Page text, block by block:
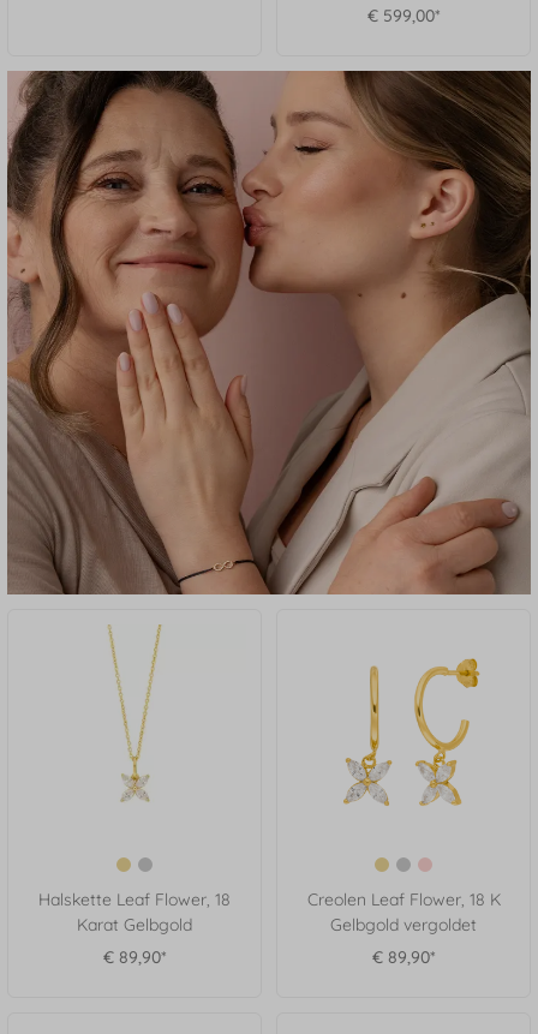
€ 599,00*
Halskette Leaf Flower, 18
Karat Gelbgold
€ 89,90*
Creolen Leaf Flower, 18 K
Gelbgold vergoldet
€ 89,90*